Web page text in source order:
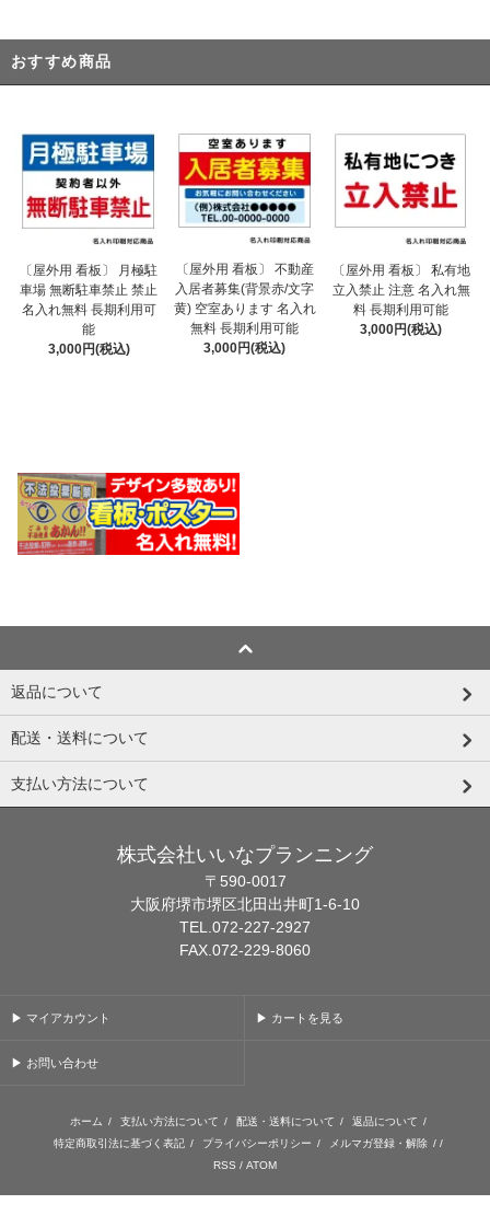
おすすめ商品
〔屋外用 看板〕 月極駐
車場 無断駐車禁止 禁止
名入れ無料 長期利用可
能
3,000円(税込)
〔屋外用 看板〕 不動産
入居者募集(背景赤/文字
黄) 空室あります 名入れ
無料 長期利用可能
3,000円(税込)
〔屋外用 看板〕 私有地
立入禁止 注意 名入れ無
料 長期利用可能
3,000円(税込)
返品について
配送・送料について
支払い方法について
株式会社いいなプランニング
〒590-0017
大阪府堺市堺区北田出井町1-6-10
TEL.072-227-2927
FAX.072-229-8060
▶ マイアカウント ▶ カートを見る
▶ お問い合わせ
ホーム / 支払い方法について / 配送・送料について / 返品について /
特定商取引法に基づく表記 / プライバシーポリシー / メルマガ登録・解除 / /
RSS / ATOM